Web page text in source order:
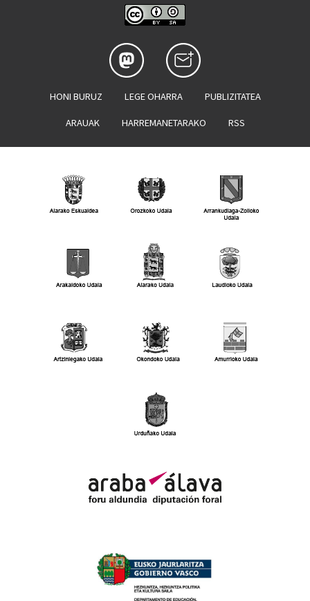
HONI BURUZ LEGE OHARRA PUBLIZITATEA
ARAUAK HARREMANETARAKO RSS